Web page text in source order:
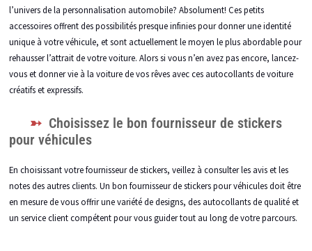
l’univers de la personnalisation automobile? Absolument! Ces petits
accessoires offrent des possibilités presque infinies pour donner une identité
unique à votre véhicule, et sont actuellement le moyen le plus abordable pour
rehausser l’attrait de votre voiture. Alors si vous n’en avez pas encore, lancez-
vous et donner vie à la voiture de vos rêves avec ces autocollants de voiture
créatifs et expressifs.
Choisissez le bon fournisseur de stickers
pour véhicules
En choisissant votre fournisseur de stickers, veillez à consulter les avis et les
notes des autres clients. Un bon fournisseur de stickers pour véhicules doit être
en mesure de vous offrir une variété de designs, des autocollants de qualité et
un service client compétent pour vous guider tout au long de votre parcours.